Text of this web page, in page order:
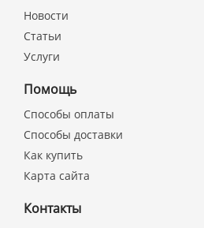
Новости
Статьи
Услуги
Помощь
Способы оплаты
Способы доставки
Как купить
Карта сайта
Контакты